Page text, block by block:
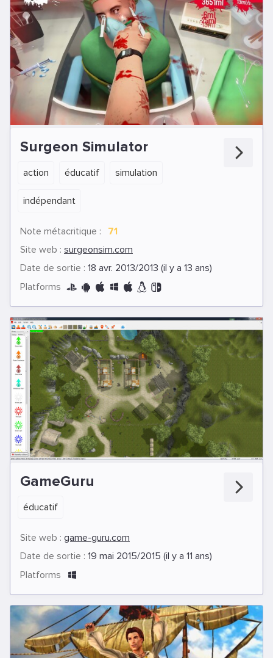
Surgeon Simulator
action éducatif simulation
indépendant
Note métacritique :
71
Site web : surgeonsim.com
Date de sortie : 18 avr. 2013/2013 (il y a 13 ans)
Platforms
GameGuru
éducatif
Site web : game-guru.com
Date de sortie : 19 mai 2015/2015 (il y a 11 ans)
Platforms